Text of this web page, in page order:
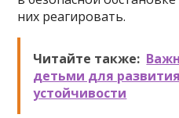
них реагировать.
Читайте также:
детьми для
устойчивости